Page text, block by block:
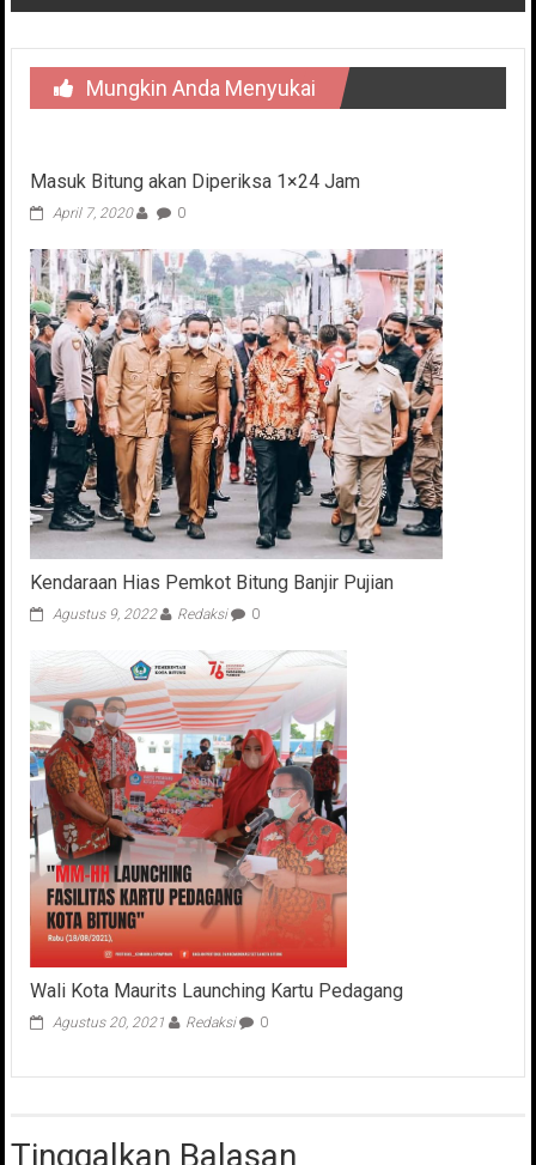
Mungkin Anda Menyukai
Masuk Bitung akan Diperiksa 1×24 Jam
April 7, 2020 0
Kendaraan Hias Pemkot Bitung Banjir Pujian
Agustus 9, 2022 Redaksi 0
Wali Kota Maurits Launching Kartu Pedagang
Agustus 20, 2021 Redaksi 0
Tinggalkan Balasan